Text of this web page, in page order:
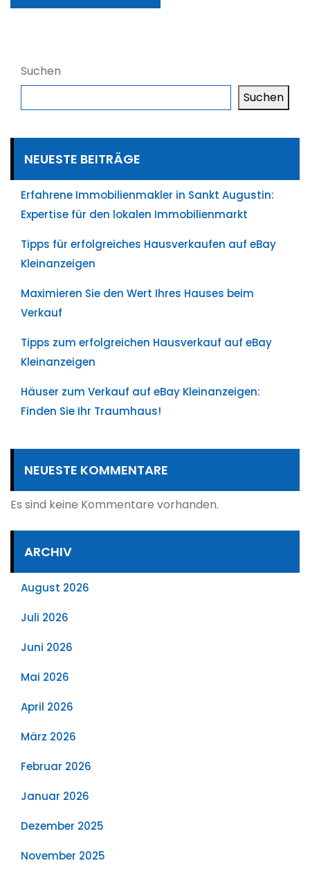
Suchen
Suchen
NEUESTE BEITRÄGE
Erfahrene Immobilienmakler in Sankt Augustin:
Expertise für den lokalen Immobilienmarkt
Tipps für erfolgreiches Hausverkaufen auf eBay
Kleinanzeigen
Maximieren Sie den Wert Ihres Hauses beim
Verkauf
Tipps zum erfolgreichen Hausverkauf auf eBay
Kleinanzeigen
Häuser zum Verkauf auf eBay Kleinanzeigen:
Finden Sie Ihr Traumhaus!
NEUESTE KOMMENTARE
Es sind keine Kommentare vorhanden.
ARCHIV
August 2026
Juli 2026
Juni 2026
Mai 2026
April 2026
März 2026
Februar 2026
Januar 2026
Dezember 2025
November 2025